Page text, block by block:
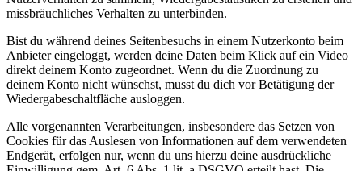
missbräuchliches Verhalten zu unterbinden.
Bist du während deines Seitenbesuchs in einem Nutzerkonto beim
Anbieter eingeloggt, werden deine Daten beim Klick auf ein Video
direkt deinem Konto zugeordnet. Wenn du die Zuordnung zu
deinem Konto nicht wünschst, musst du dich vor Betätigung der
Wiedergabeschaltfläche ausloggen.
Alle vorgenannten Verarbeitungen, insbesondere das Setzen von
Cookies für das Auslesen von Informationen auf dem verwendeten
Endgerät, erfolgen nur, wenn du uns hierzu deine ausdrückliche